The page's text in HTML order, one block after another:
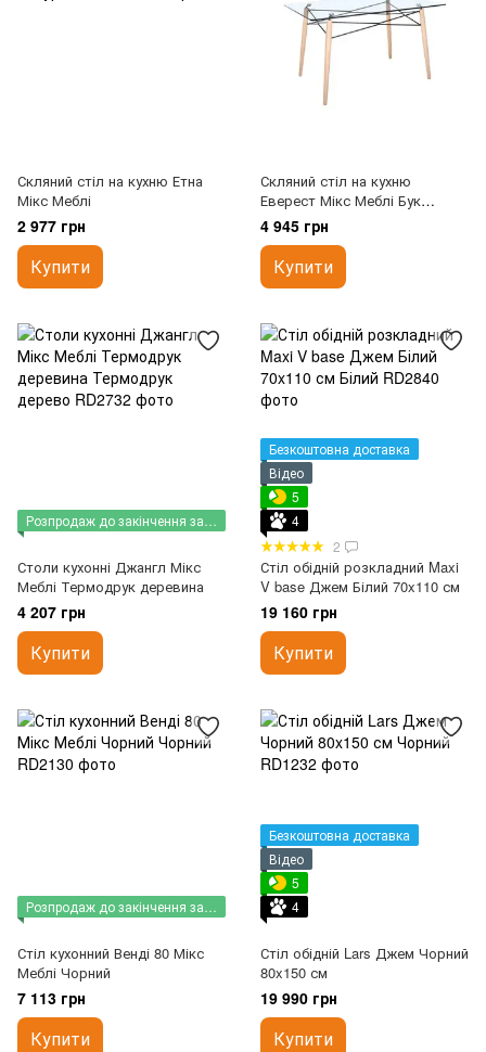
Скляний стіл на кухню Етна
Мікс Меблі
2 977 грн
Купити
Скляний стіл на кухню
Еверест Мікс Меблі Бук
натуральний
4 945 грн
Купити
Розпродаж до закінчення залишків
Столи кухонні Джангл Мікс
Меблі Термодрук деревина
4 207 грн
Купити
Безкоштовна доставка
Відео
5
4
2
Стіл обідній розкладний Maxi
V base Джем Білий 70x110 см
19 160 грн
Купити
Розпродаж до закінчення залишків
Стіл кухонний Венді 80 Мікс
Меблі Чорний
7 113 грн
Купити
Безкоштовна доставка
Відео
5
4
Стіл обідній Lars Джем Чорний
80x150 см
19 990 грн
Купити